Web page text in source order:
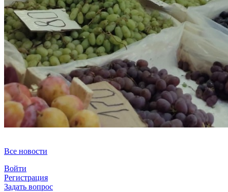
Все новости
Войти
Регистрация
Задать вопрос